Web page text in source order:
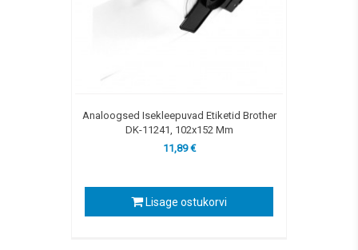
Analoogsed Isekleepuvad Etiketid Brother
DK-11241, 102x152 Mm
11,89 €
Lisage ostukorvi